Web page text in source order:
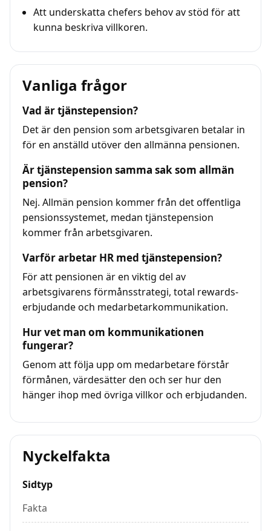
Att underskatta chefers behov av stöd för att
kunna beskriva villkoren.
Vanliga frågor
Vad är tjänstepension?
Det är den pension som arbetsgivaren betalar in
för en anställd utöver den allmänna pensionen.
Är tjänstepension samma sak som allmän
pension?
Nej. Allmän pension kommer från det offentliga
pensionssystemet, medan tjänstepension
kommer från arbetsgivaren.
Varför arbetar HR med tjänstepension?
För att pensionen är en viktig del av
arbetsgivarens förmånsstrategi, total rewards-
erbjudande och medarbetarkommunikation.
Hur vet man om kommunikationen
fungerar?
Genom att följa upp om medarbetare förstår
förmånen, värdesätter den och ser hur den
hänger ihop med övriga villkor och erbjudanden.
Nyckelfakta
Sidtyp
Fakta